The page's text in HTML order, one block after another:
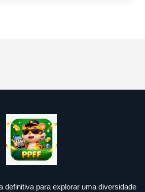
definitiva para explorar uma diversidade